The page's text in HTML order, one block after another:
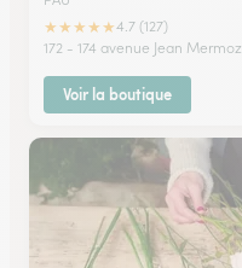
★★★★★4.7 (127)
172 - 174 avenue Jean Mermoz
Voir la boutique